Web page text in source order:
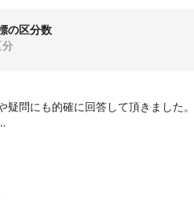
の区分数
分
問にも的確に回答して頂きました。